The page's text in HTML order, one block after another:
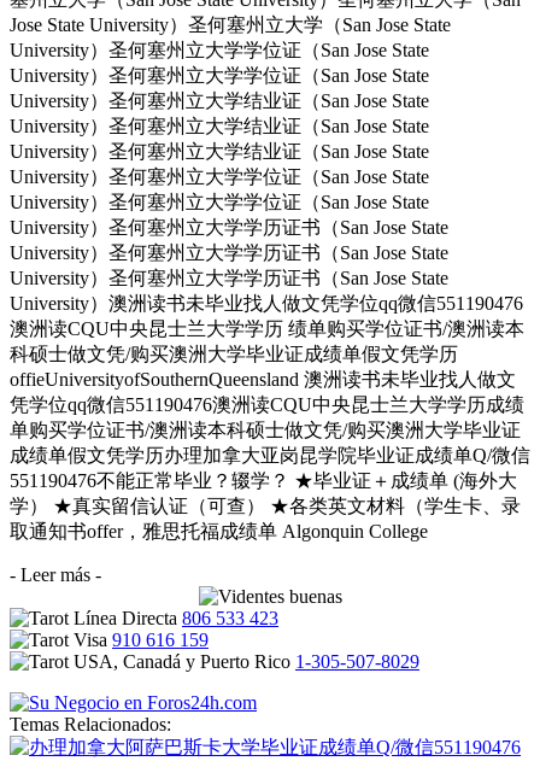
Jose State University）圣何塞州立大学（San Jose State
University）圣何塞州立大学学位证（San Jose State
University）圣何塞州立大学学位证（San Jose State
University）圣何塞州立大学结业证（San Jose State
University）圣何塞州立大学结业证（San Jose State
University）圣何塞州立大学结业证（San Jose State
University）圣何塞州立大学学位证（San Jose State
University）圣何塞州立大学学位证（San Jose State
University）圣何塞州立大学学历证书（San Jose State
University）圣何塞州立大学学历证书（San Jose State
University）圣何塞州立大学学历证书（San Jose State
University）澳洲读书未毕业找人做文凭学位qq微信551190476
澳洲读CQU中央昆士兰大学学历 绩单购买学位证书/澳洲读本
科硕士做文凭/购买澳洲大学毕业证成绩单假文凭学历
offieUniversityofSouthernQueensland 澳洲读书未毕业找人做文
凭学位qq微信551190476澳洲读CQU中央昆士兰大学学历成绩
单购买学位证书/澳洲读本科硕士做文凭/购买澳洲大学毕业证
成绩单假文凭学历办理加拿大亚岗昆学院毕业证成绩单Q/微信
551190476不能正常毕业？辍学？ ★毕业证＋成绩单 (海外大
学） ★真实留信认证（可查） ★各类英文材料（学生卡、录
取通知书offer，雅思托福成绩单 Algonquin College
- Leer más -
806 533 423
910 616 159
1-305-507-8029
Temas Relacionados: